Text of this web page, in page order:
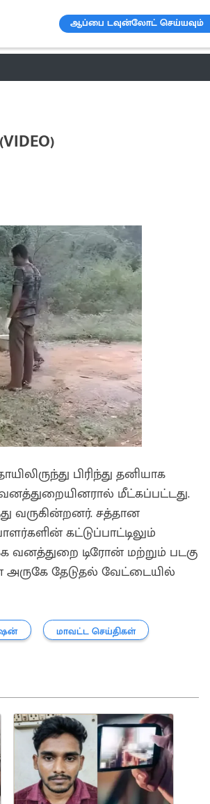
ஆப்பை டவுன்லோட் செய்யவும்
பிரிந்து தனியாக
வனத்துறையினரால் மீட்கப்பட்டது.
வருகின்றனர். சத்தான
கட்டுப்பாட்டிலும்
வனத்துறை டிரோன் மற்றும் படகு
தேடுதல் வேட்டையில்
மாவட்ட செய்திகள்